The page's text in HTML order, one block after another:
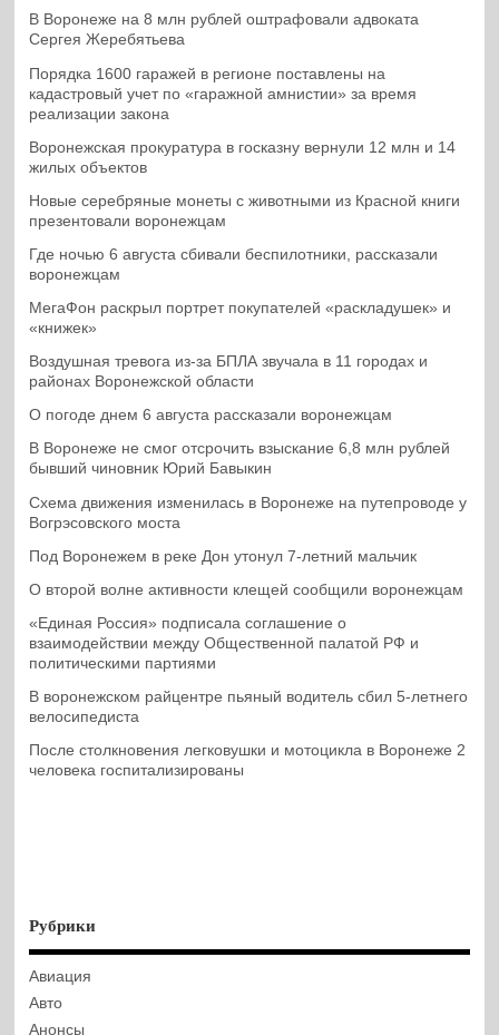
В Воронеже на 8 млн рублей оштрафовали адвоката
Сергея Жеребятьева
Порядка 1600 гаражей в регионе поставлены на
кадастровый учет по «гаражной амнистии» за время
реализации закона
Воронежская прокуратура в госказну вернули 12 млн и 14
жилых объектов
Новые серебряные монеты с животными из Красной книги
презентовали воронежцам
Где ночью 6 августа сбивали беспилотники, рассказали
воронежцам
МегаФон раскрыл портрет покупателей «раскладушек» и
«книжек»
Воздушная тревога из-за БПЛА звучала в 11 городах и
районах Воронежской области
О погоде днем 6 августа рассказали воронежцам
В Воронеже не смог отсрочить взыскание 6,8 млн рублей
бывший чиновник Юрий Бавыкин
Схема движения изменилась в Воронеже на путепроводе у
Вогрэсовского моста
Под Воронежем в реке Дон утонул 7-летний мальчик
О второй волне активности клещей сообщили воронежцам
«Единая Россия» подписала соглашение о
взаимодействии между Общественной палатой РФ и
политическими партиями
В воронежском райцентре пьяный водитель сбил 5-летнего
велосипедиста
После столкновения легковушки и мотоцикла в Воронеже 2
человека госпитализированы
Рубрики
Авиация
Авто
Анонсы